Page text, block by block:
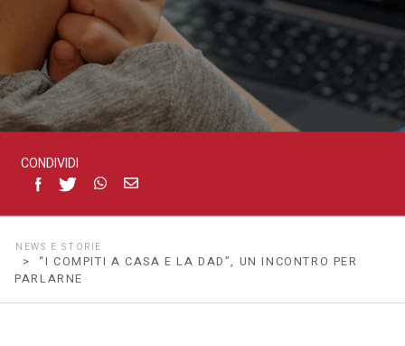
incontro
per
parlarne
CONDIVIDI
NEWS E STORIE
> “I COMPITI A CASA E LA DAD”, UN INCONTRO PER
PARLARNE